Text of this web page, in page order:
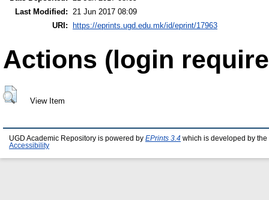
Last Modified: 21 Jun 2017 08:09
URI:
https://eprints.ugd.edu.mk/id/eprint/17963
Actions (login
View Item
UGD Academic Repository is powered by EPrints 3.4 which is developed by the
Accessibility